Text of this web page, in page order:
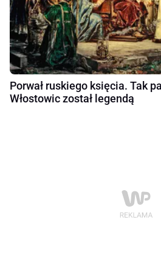
Porwał ruskiego księcia. Tak
Włostowic został legendą